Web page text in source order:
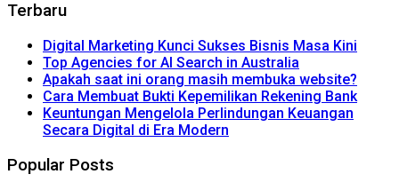
Terbaru
Digital Marketing Kunci Sukses Bisnis Masa Kini
Top Agencies for AI Search in Australia
Apakah saat ini orang masih membuka website?
Cara Membuat Bukti Kepemilikan Rekening Bank
Keuntungan Mengelola Perlindungan Keuangan
Secara Digital di Era Modern
Popular Posts